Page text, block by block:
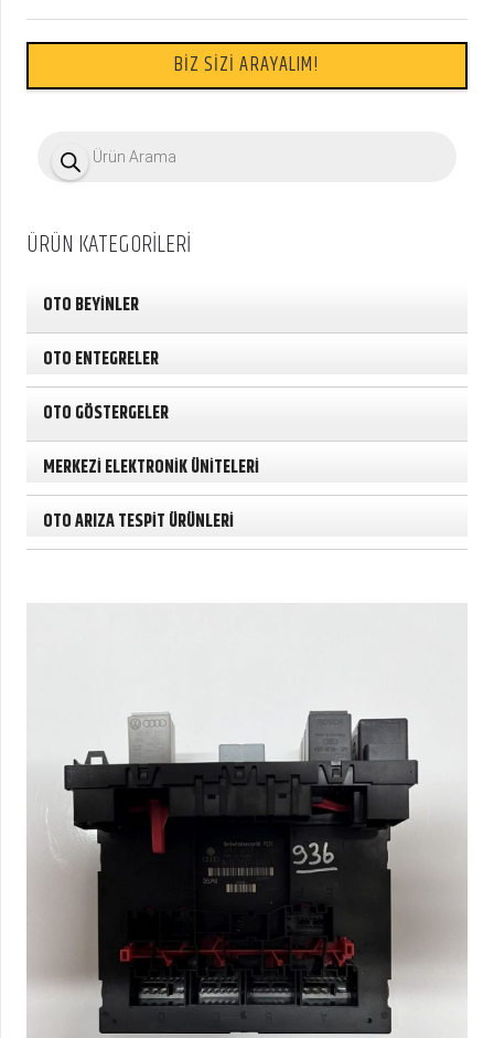
BİZ SİZİ ARAYALIM!
t
r
ÜRÜN KATEGORİLERİ
OTO BEYİNLER
OTO ENTEGRELER
OTO GÖSTERGELER
MERKEZİ ELEKTRONİK ÜNİTELERİ
OTO ARIZA TESPİT ÜRÜNLERİ